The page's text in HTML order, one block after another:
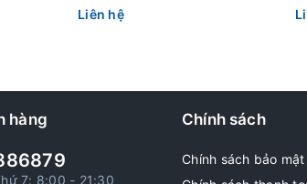
Liên hệ
hàng
7: 8:00 - 21:30
Chính sách
Chính sách bảo mật